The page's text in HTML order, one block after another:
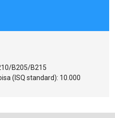
B205/B215
(ISQ standard): 10.000